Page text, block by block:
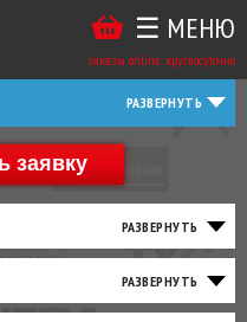
заказы online: круглосуточно
☰ МЕНЮ
44заявку